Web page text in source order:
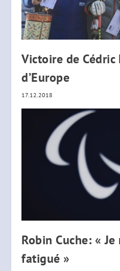
Victoire de Cédric
d’Europe
17.12.2018
Robin Cuche: «
fatigué »